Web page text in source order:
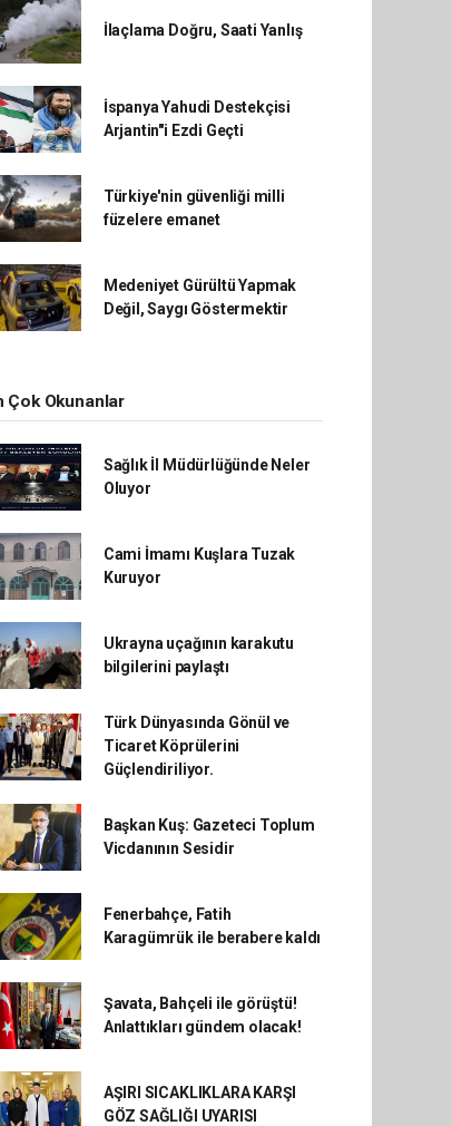
İlaçlama Doğru, Saati Yanlış
İspanya Yahudi Destekçisi
Arjantin"i Ezdi Geçti
Türkiye'nin güvenliği milli
füzelere emanet
Medeniyet Gürültü Yapmak
Değil, Saygı Göstermektir
Çok Okunanlar
Sağlık İl Müdürlüğünde Neler
Oluyor
Cami İmamı Kuşlara Tuzak
Kuruyor
Ukrayna uçağının karakutu
bilgilerini paylaştı
Türk Dünyasında Gönül ve
Ticaret Köprülerini
Güçlendiriliyor.
Başkan Kuş: Gazeteci Toplum
Vicdanının Sesidir
Fenerbahçe, Fatih
Karagümrük ile berabere kaldı
Şavata, Bahçeli ile görüştü!
Anlattıkları gündem olacak!
AŞIRI SICAKLIKLARA KARŞI
GÖZ SAĞLIĞI UYARISI